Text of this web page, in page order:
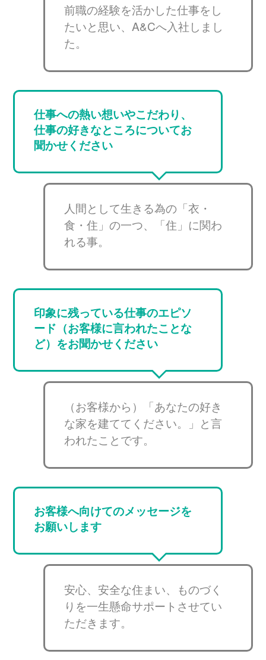
前職の経験を活かした仕事をし
たいと思い、A&Cへ入社しまし
た。
仕事への熱い想いやこだわり、
仕事の好きなところについてお
聞かせください
人間として生きる為の「衣・
食・住」の一つ、「住」に関わ
れる事。
印象に残っている仕事のエピソ
ード（お客様に言われたことな
ど）をお聞かせください
（お客様から）「あなたの好き
な家を建ててください。」と言
われたことです。
お客様へ向けてのメッセージを
お願いします
安心、安全な住まい、ものづく
りを一生懸命サポートさせてい
ただきます。